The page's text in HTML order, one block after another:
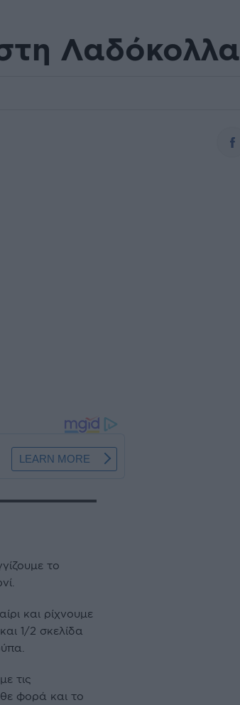
Λαδόκολλα
το
και ρίχνουμε
1/2 σκελίδα
τις
φορά και το